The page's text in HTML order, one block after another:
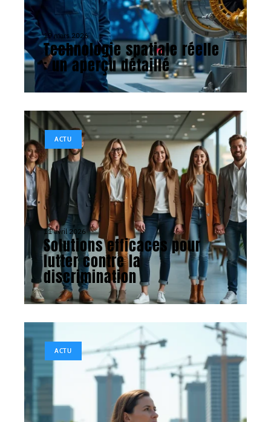
19 mars 2026
Technologie spatiale réelle
: un aperçu détaillé
ACTU
11 avril 2026
Solutions efficaces pour
lutter contre la
discrimination
ACTU